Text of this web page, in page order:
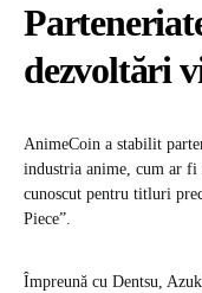
dezvoltări
AnimeCoin a stabilit
industria anime, cum ar
cunoscut pentru titluri
Piece”.
Împreună cu Dentsu,